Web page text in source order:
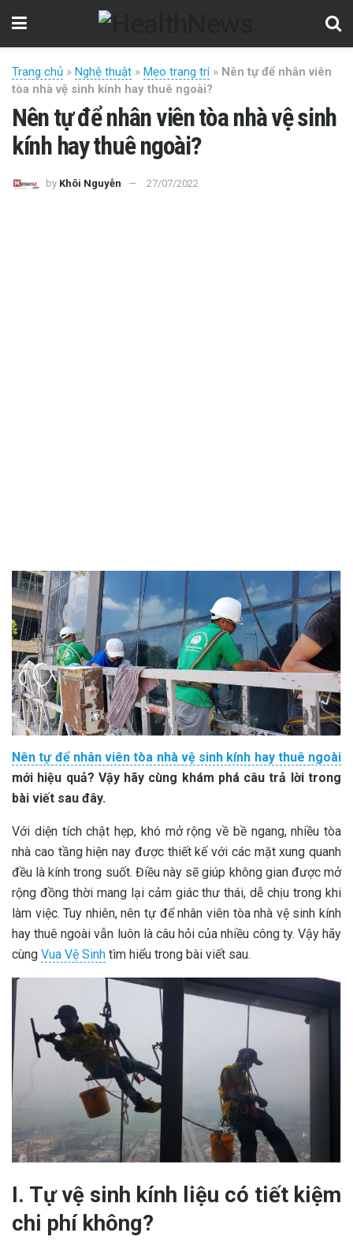
Trang chủ » Nghệ thuật » Mẹo trang trí» Nên tự để nhân viên
tòa nhà vệ sinh kính hay thuê ngoài?
Nên tự để nhân viên tòa nhà vệ sinh
kính hay thuê ngoài?
by Khôi Nguyễn 27/07/2022
Nên tự để nhân viên tòa nhà vệ sinh kính hay thuê ngoài
mới hiệu quả? Vậy hãy cùng khám phá câu trả lời trong
bài viết sau đây.
Với diện tích chật hẹp, khó mở rộng về bề ngang, nhiều tòa
nhà cao tầng hiện nay được thiết kế với các mặt xung quanh
đều là kính trong suốt. Điều này sẽ giúp không gian được mở
rộng đồng thời mang lại cảm giác thư thái, dễ chịu trong khi
làm việc. Tuy nhiên, nên tự để nhân viên tòa nhà vệ sinh kính
hay thuê ngoài vẫn luôn là câu hỏi của nhiều công ty. Vậy hãy
cùng Vua Vệ Sinh tìm hiểu trong bài viết sau.
I. Tự vệ sinh kính liệu có tiết kiệm
chi phí không?